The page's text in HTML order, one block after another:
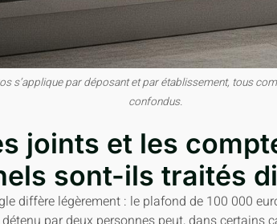
s’applique par déposant et par établissement, tous
confondus.
joints et les
sont-ils traités
diffère légèrement : le plafond de 100 000